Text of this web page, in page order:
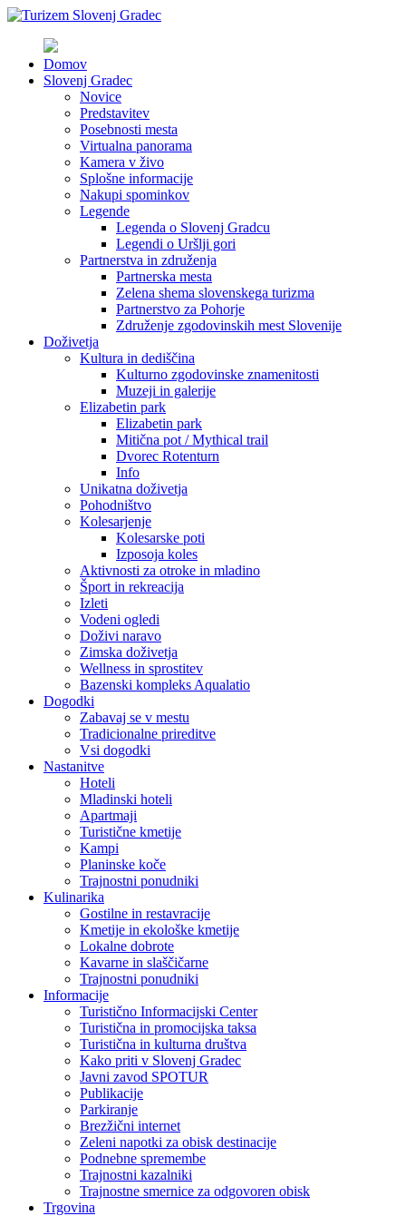
Domov
Slovenj Gradec
Novice
Predstavitev
Posebnosti mesta
Virtualna panorama
Kamera v živo
Splošne informacije
Nakupi spominkov
Legende
Legenda o Slovenj Gradcu
Legendi o Uršlji gori
Partnerstva in združenja
Partnerska mesta
Zelena shema slovenskega turizma
Partnerstvo za Pohorje
Združenje zgodovinskih mest Slovenije
Doživetja
Kultura in dediščina
Kulturno zgodovinske znamenitosti
Muzeji in galerije
Elizabetin park
Elizabetin park
Mitična pot / Mythical trail
Dvorec Rotenturn
Info
Unikatna doživetja
Pohodništvo
Kolesarjenje
Kolesarske poti
Izposoja koles
Aktivnosti za otroke in mladino
Šport in rekreacija
Izleti
Vodeni ogledi
Doživi naravo
Zimska doživetja
Wellness in sprostitev
Bazenski kompleks Aqualatio
Dogodki
Zabavaj se v mestu
Tradicionalne prireditve
Vsi dogodki
Nastanitve
Hoteli
Mladinski hoteli
Apartmaji
Turistične kmetije
Kampi
Planinske koče
Trajnostni ponudniki
Kulinarika
Gostilne in restavracije
Kmetije in ekološke kmetije
Lokalne dobrote
Kavarne in slaščičarne
Trajnostni ponudniki
Informacije
Turistično Informacijski Center
Turistična in promocijska taksa
Turistična in kulturna društva
Kako priti v Slovenj Gradec
Javni zavod SPOTUR
Publikacije
Parkiranje
Brezžični internet
Zeleni napotki za obisk destinacije
Podnebne spremembe
Trajnostni kazalniki
Trajnostne smernice za odgovoren obisk
Trgovina